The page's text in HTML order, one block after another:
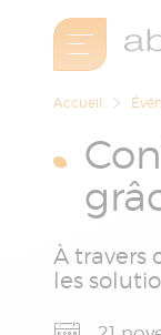
Accueil
À travers
les